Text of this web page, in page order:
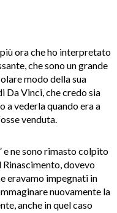
più ora che ho interpretato
che sono un grande
modo della sua
Da Vinci, che credo sia
a vederla quando era a
venduta.
e ne sono rimasto colpito
dovevo
eravamo impegnati in
nuovamente la
anche in quel caso